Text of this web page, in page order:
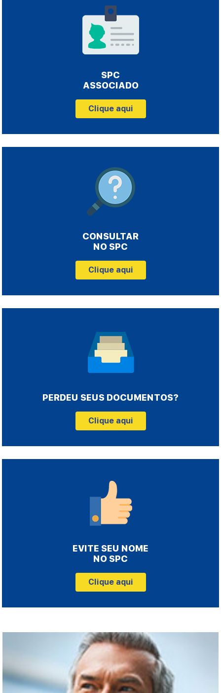
SPC
ASSOCIADO
Clique aqui
CONSULTAR
NO SPC
Clique aqui
PERDEU SEUS DOCUMENTOS?
Clique aqui
EVITE SEU NOME
NO SPC
Clique aqui